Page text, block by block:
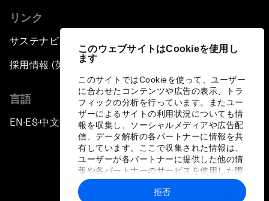
このウェブサイトはCookieを使用し
ます
このサイトではCookieを使って、ユーザー
に合わせたコンテンツや広告の表示、トラ
フィックの分析を行っています。またユー
ザーによるサイトの利用状況についても情
報を収集し、ソーシャルメディアや広告配
信、データ解析の各パートナーに情報を共
有しています。ここで収集された情報は、
ユーザーが各パートナーに提供した他の情
報や各パートナーのサービスを使用した際
に収集された情報と組み合わされ、各パー
トナーによって使用されることがありま
拒否
リンク
サステナビリティへの取り組み
採用情報 (英語のみ)
言語
EN ▪ES▪中文▪ 日本語